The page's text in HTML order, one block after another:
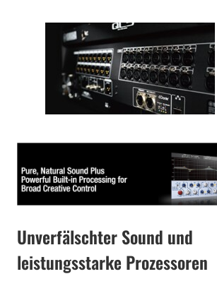
Unverfälschter Sound und
leistungsstarke Prozessoren